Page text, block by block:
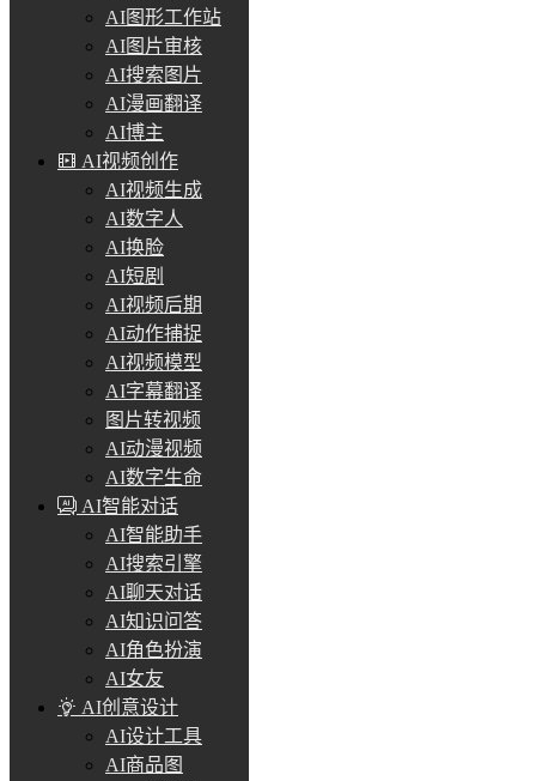
AI图形工作站
AI图片审核
AI搜索图片
AI漫画翻译
AI博主
AI视频创作
AI视频生成
AI数字人
AI换脸
AI短剧
AI视频后期
AI动作捕捉
AI视频模型
AI字幕翻译
图片转视频
AI动漫视频
AI数字生命
AI智能对话
AI智能助手
AI搜索引擎
AI聊天对话
AI知识问答
AI角色扮演
AI女友
AI创意设计
AI设计工具
AI商品图